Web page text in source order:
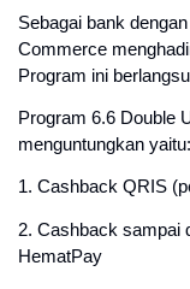
Sebagai bank
Commerce
Program ini
Program 6.6 Double
menguntungkan yaitu:
1. Cashback QRIS
2. Cashback sampai
HematPay